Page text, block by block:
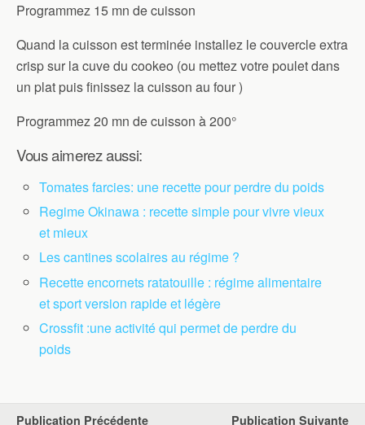
Programmez 15 mn de cuisson
Quand la cuisson est terminée installez le couvercle extra
crisp sur la cuve du cookeo (ou mettez votre poulet dans
un plat puis finissez la cuisson au four )
Programmez 20 mn de cuisson à 200°
Vous aimerez aussi:
Tomates farcies: une recette pour perdre du poids
Regime Okinawa : recette simple pour vivre vieux
et mieux
Les cantines scolaires au régime ?
Recette encornets ratatouille : régime alimentaire
et sport version rapide et légère
Crossfit :une activité qui permet de perdre du
poids
Publication Précédente Publication Suivante